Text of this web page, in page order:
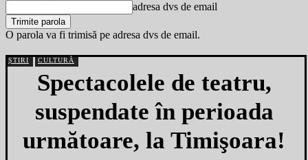
adresa dvs de email
O parola va fi trimisă pe adresa dvs de email.
ȘTIRI CULTURĂ
Spectacolele de teatru,
suspendate în perioada
următoare, la Timişoara!